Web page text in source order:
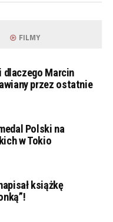
FILMY
dlaczego Marcin
przez ostatnie
Polski na
w Tokio
książkę